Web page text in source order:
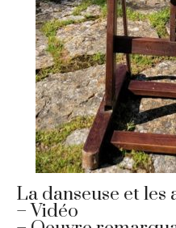
La danseuse et les
– Vidéo